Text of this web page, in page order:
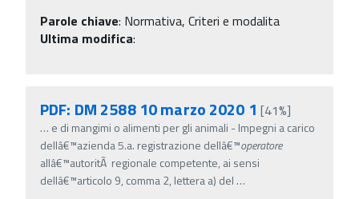
Parole chiave: Normativa, Criteri e modalita
Ultima modifica:
PDF: DM 2588 10 marzo 2020 1[41%]
… e di mangimi o alimenti per gli animali - Impegni a carico
dellâ€™azienda 5.a. registrazione dellâ€™operatore
allâ€™autoritÃ regionale competente, ai sensi
dellâ€™articolo 9, comma 2, lettera a) del …